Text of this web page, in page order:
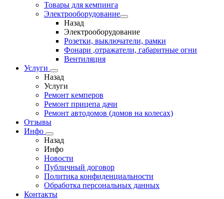
Товары для кемпинга
Электрооборудование
Назад
Электрооборудование
Розетки, выключатели, рамки
Фонари ,отражатели, габаритные огни
Вентиляция
Услуги
Назад
Услуги
Ремонт кемперов
Ремонт прицепа дачи
Ремонт автодомов (домов на колесах)
Отзывы
Инфо
Назад
Инфо
Новости
Публичный договор
Политика конфиденциальности
Обработка персональных данных
Контакты